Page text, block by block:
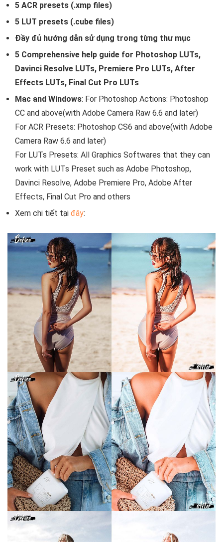
5 ACR presets (.xmp files)
5 LUT presets (.cube files)
Đầy đủ hướng dẫn sử dụng trong từng thư mục
5 Comprehensive help guide for Photoshop LUTs,
Davinci Resolve LUTs, Premiere Pro LUTs, After
Effects LUTs, Final Cut Pro LUTs
Mac and Windows: For Photoshop Actions: Photoshop
CC and above(with Adobe Camera Raw 6.6 and later)
For ACR Presets: Photoshop CS6 and above(with Adobe
Camera Raw 6.6 and later)
For LUTs Presets: All Graphics Softwares that they can
work with LUTs Preset such as Adobe Photoshop,
Davinci Resolve, Adobe Premiere Pro, Adobe After
Effects, Final Cut Pro and others
Xem chi tiết tại đây: